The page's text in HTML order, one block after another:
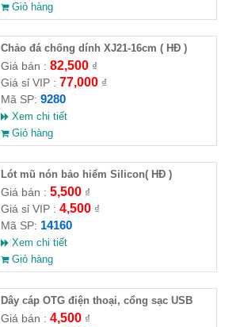
Giỏ hàng
Chảo đá chống dính XJ21-16cm ( HĐ )
Giá bán : 82,500₫
Giá sỉ VIP : 77,000₫
Mã SP: 9280
Xem chi tiết
Giỏ hàng
Lót mũ nón bảo hiểm Silicon( HĐ )
Giá bán : 5,500₫
Giá sỉ VIP : 4,500₫
Mã SP: 14160
Xem chi tiết
Giỏ hàng
Dây cáp OTG điện thoại, cổng sạc USB
Giá bán : 4,500₫